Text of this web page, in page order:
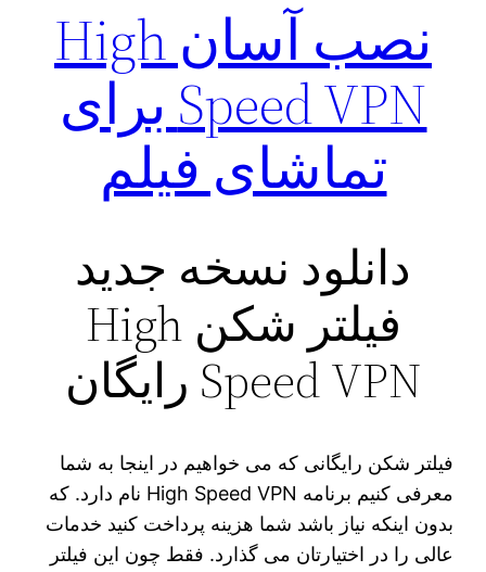
نصب آسان High
Speed VPN برای
تماشای فیلم
دانلود نسخه جدید
فیلتر شکن High
Speed VPN رایگان
فیلتر شکن رایگانی که می‌ خواهیم در اینجا به شما
معرفی کنیم برنامه High Speed VPN نام دارد. که
بدون اینکه نیاز باشد شما هزینه پرداخت کنید خدمات
عالی را در اختیارتان می‌ گذارد. فقط چون این فیلتر